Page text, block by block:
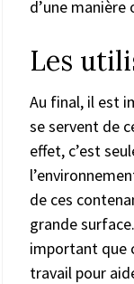
d’une manière
Les
Au final, il est
se servent de
effet, c’est
de ces
grande
important que
travail pour